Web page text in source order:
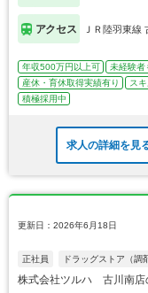
アクセス ＪＲ陸羽東線
年収500万円以上可 未経験者
産休・育休取得実績有り
ス
積極採用中
求人の詳細を見
更新日：2026年6月18日
正社員 ドラッグストア（調
株式会社ツルハ 古川南店